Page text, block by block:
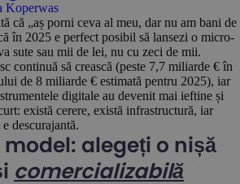
Koperwas
că „aș porni ceva al meu, dar nu am bani de
în 2025 e perfect posibil să lansezi o micro-
sute sau mii de lei, nu cu zeci de mii.
continuă să crească (peste 7,7 miliarde € în
de 8 miliarde € estimată pentru 2025), iar
digitale au devenit mai ieftine și
există cerere, există infrastructură, iar
descurajantă.
model: alegeți o nișă
comercializabilă